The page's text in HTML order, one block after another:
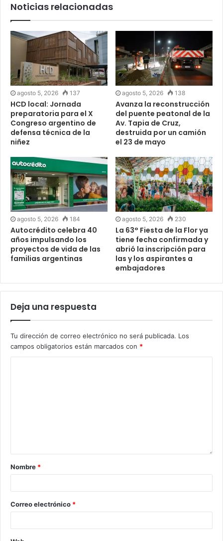
Noticias relacionadas
agosto 5, 2026 137
HCD local: Jornada
preparatoria para el X
Congreso argentino de
defensa técnica de la
niñez
agosto 5, 2026 138
Avanza la reconstrucción
del puente peatonal de la
Av. Tapia de Cruz,
destruida por un camión
el 23 de mayo
agosto 5, 2026 184
Autocrédito celebra 40
años impulsando los
proyectos de vida de las
familias argentinas
agosto 5, 2026 230
La 63° Fiesta de la Flor ya
tiene fecha confirmada y
abrió la inscripción para
las y los aspirantes a
embajadores
Deja una respuesta
Tu dirección de correo electrónico no será publicada. Los
campos obligatorios están marcados con *
Nombre *
Correo electrónico *